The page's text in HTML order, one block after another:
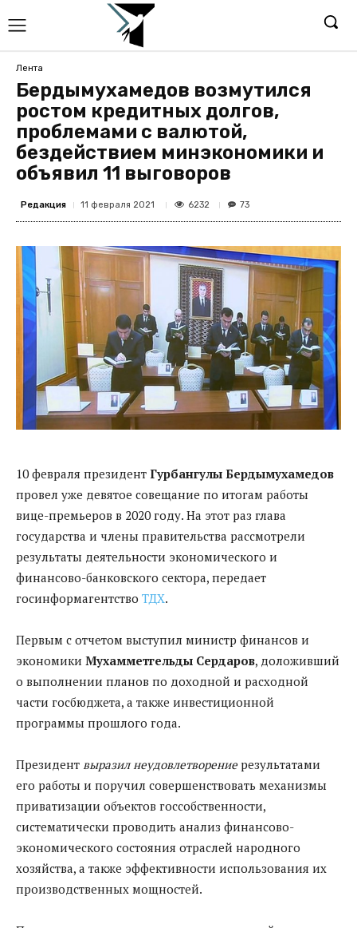
Лента
Бердымухамедов возмутился
ростом кредитных долгов,
проблемами с валютой,
бездействием минэкономики и
объявил 11 выговоров
Редакция 11 февраля 2021 6232 73
10 февраля президент Гурбангулы Бердымухамедов
провел уже девятое совещание по итогам работы
вице-премьеров в 2020 году. На этот раз глава
государства и члены правительства рассмотрели
результаты деятельности экономического и
финансово-банковского сектора, передает
госинформагентство ТДХ.
Первым с отчетом выступил министр финансов и
экономики Мухамметгельды Сердаров, доложивший
о выполнении планов по доходной и расходной
части госбюджета, а также инвестиционной
программы прошлого года.
Президент выразил неудовлетворениерезультатами
его работы и поручил совершенствовать механизмы
приватизации объектов госсобственности,
систематически проводить анализ финансово-
экономического состояния отраслей народного
хозяйства, а также эффективности использования их
производственных мощностей.